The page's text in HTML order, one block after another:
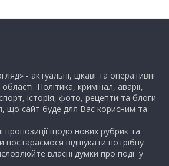
- актуальні, цікаві та оперативні
Політика, кримінал, аварії,
історія, фото, рецепти та блоги
що сайт буде для Вас корисним та
пропозиції щодо нових рубрик та
постараємося відшукати потрібну
власні думки про події у